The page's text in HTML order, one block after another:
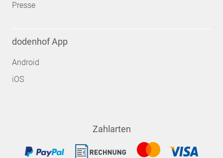
Presse
dodenhof App
Android
iOS
Zahlarten